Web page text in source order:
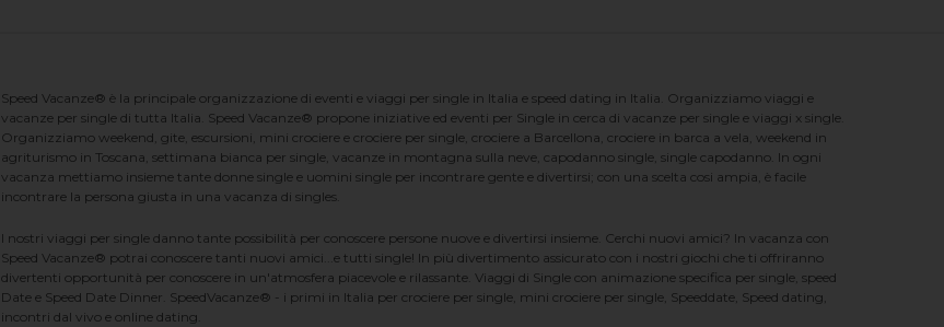
Speed Vacanze® è la principale organizzazione di eventi e viaggi per single in Italia e speed dating in Italia. Organizziamo viaggi e
vacanze per single di tutta Italia. Speed Vacanze® propone iniziative ed eventi per Single in cerca di vacanze per single e viaggi x single.
Organizziamo weekend, gite, escursioni, mini crociere e crociere per single, crociere a Barcellona, crociere in barca a vela, weekend in
agriturismo in Toscana, settimana bianca per single, vacanze in montagna sulla neve, capodanno single, single capodanno. In ogni
vacanza mettiamo insieme tante donne single e uomini single per incontrare gente e divertirsi; con una scelta cosi ampia, è facile
incontrare la persona giusta in una vacanza di singles.
I nostri viaggi per single danno tante possibilità per conoscere persone nuove e divertirsi insieme. Cerchi nuovi amici? In vacanza con
Speed Vacanze® potrai conoscere tanti nuovi amici...e tutti single! In più divertimento assicurato con i nostri giochi che ti offriranno
divertenti opportunità per conoscere in un'atmosfera piacevole e rilassante. Viaggi di Single con animazione specifica per single, speed
Date e Speed Date Dinner. SpeedVacanze® - i primi in Italia per crociere per single, mini crociere per single, Speeddate, Speed dating,
incontri dal vivo e online dating.